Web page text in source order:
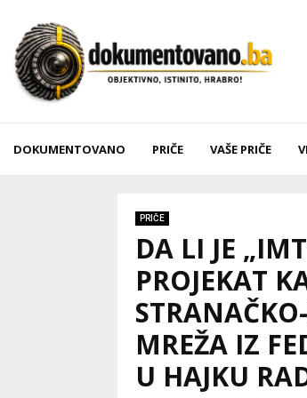
DOKUMENTOVANO PRIČE VAŠE PRIČE
PRIČE
DA LI JE
PROJEKAT
MREŽA IZ
U HAJKU